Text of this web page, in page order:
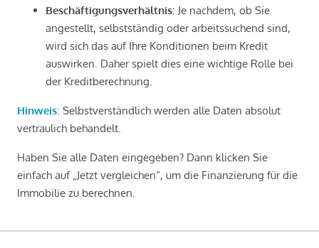
Beschäftigungsverhältnis: Je nachdem, ob Sie
angestellt, selbstständig oder arbeitssuchend sind,
wird sich das auf Ihre Konditionen beim Kredit
auswirken. Daher spielt dies eine wichtige Rolle bei
der Kreditberechnung.
Hinweis: Selbstverständlich werden alle Daten absolut
vertraulich behandelt.
Haben Sie alle Daten eingegeben? Dann klicken Sie
einfach auf „Jetzt vergleichen“, um die Finanzierung für die
Immobilie zu berechnen.